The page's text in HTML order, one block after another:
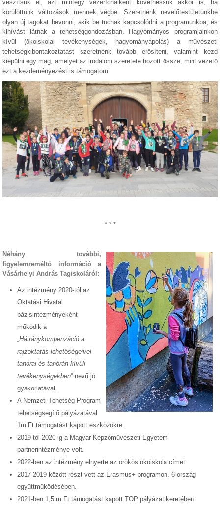
veszítsük el, azt mintegy vezérfonálként követhessük akkor is, ha
körülöttünk változások mennek végbe. Szeretnénk nevelőtestületünkbe
olyan új tagokat bevonni, akik be tudnak kapcsolódni a programunkba, és
kihívást látnak a tehetséggondozásban. Hagyományos programjainkon
kívül (ökoiskolai tevékenységek, hagyományápolás) a művészeti
tehetségkibontakoztatást szeretnénk tovább erősíteni, valamint kezd
kiépülni egy mag, amelyet az irodalom szeretete hozott össze, mint vezető
ezt a kezdeményezést is támogatom.
* * *
Néhány további,
figyelemreméltó információ a
Vásárhelyi András Tagiskoláról:
Az intézmény 2020-tól az
Oktatási Hivatal
bázisintézményeként
működik a
„Hátránykompenzáció a
rajzoktatás lehetőségeivel
tanórai és tanórán kívüli
tevékenységekben”nevű jó
gyakorlatával.
A Nemzeti Tehetség Program
tehetségsegítő pályázatával
1m Ft támogatást kapott eszközökre.
2019-től 2020-ig a Magyar Képzőművészeti Egyetem
partnerintézménye volt.
2022-ben az intézmény elnyerte az örökös ökoiskola címet.
2017-2019 között részt vett az Erasmus+ programon, 6 ország
együttműködésében.
2021-ben 1,5 m Ft támogatást kapott TOP pályázat keretében